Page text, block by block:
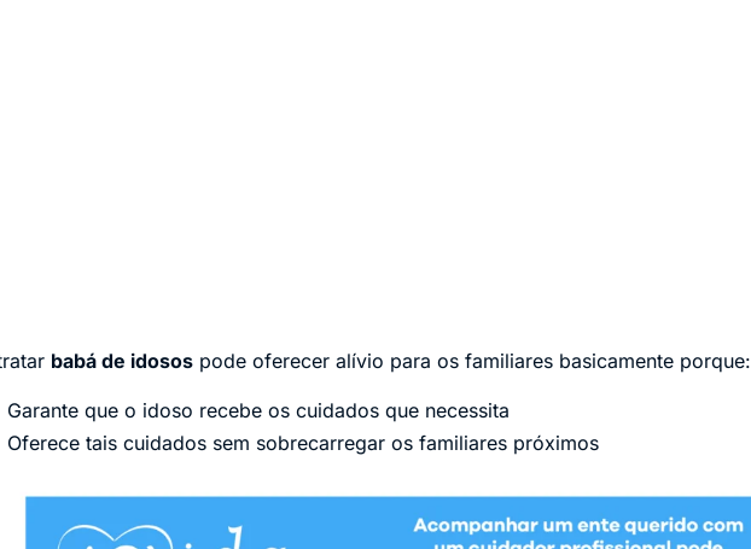
babá de idosos pode oferecer alívio para os familiares basicamente porque:
Garante que o idoso recebe os cuidados que necessita
Oferece tais cuidados sem sobrecarregar os familiares próximos